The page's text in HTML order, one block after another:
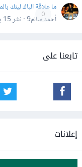
0
ما علاقة الباك لينك
أحمد سالم9 · نشر
15 يونيو
تابعنا على
إعلانات